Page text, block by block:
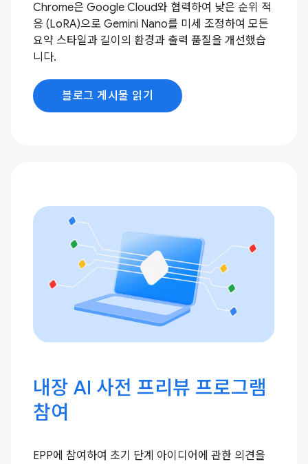
Chrome은 Google Cloud와 협력하여 낮은 순위 적
응 (LoRA)으로 Gemini Nano를 미세 조정하여 모든
요약 스타일과 길이의 환경과 출력 품질을 개선했습
니다.
블로그 게시물 읽기
내장 AI 사전 프리뷰 프로그램
참여
EPP에 참여하여 초기 단계 아이디어에 관한 의견을